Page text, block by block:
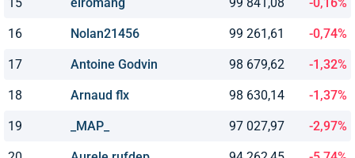
16 Nolan21456 99 261,61 -0,74%
17 Antoine Godvin 98 679,62 -1,32%
18 Arnaud flx 98 630,14 -1,37%
19 _MAP_ 97 027,97 -2,97%